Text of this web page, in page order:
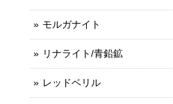
モルガナイト
リナライト/青鉛鉱
レッドベリル